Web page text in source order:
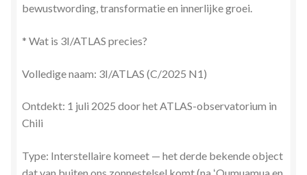
Wie ben ik
Winkel
Winkelwagen
Zielsgeoriënteerde Jobcoaching
bewustwording, transformatie en innerlijke groei.
* Wat is 3I/ATLAS precies?
Volledige naam: 3I/ATLAS (C/2025 N1)
Ontdekt: 1 juli 2025 door het ATLAS-observatorium in
Chili
Type: Interstellaire komeet — het derde bekende object